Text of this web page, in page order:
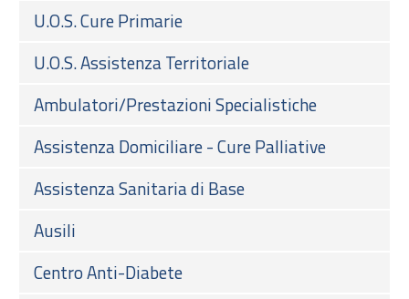
U.O.S. Cure Primarie
U.O.S. Assistenza Territoriale
Ambulatori/Prestazioni Specialistiche
Assistenza Domiciliare - Cure Palliative
Assistenza Sanitaria di Base
Ausili
Centro Anti-Diabete